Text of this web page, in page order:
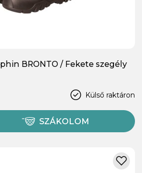
BRONTO / Fekete szegély
Külső raktáron
SZÁKOLOM